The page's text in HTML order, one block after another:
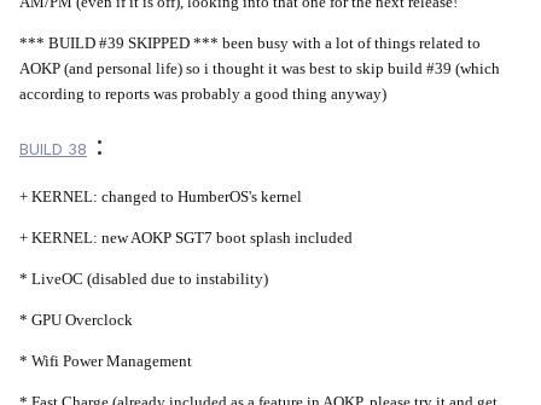
*** BUILD #39 SKIPPED *** been busy with a lot of things related to
AOKP (and personal life) so i thought it was best to skip build #39 (which
according to reports was probably a good thing anyway)
BUILD 38 :
+ KERNEL: changed to HumberOS's kernel
+ KERNEL: new AOKP SGT7 boot splash included
* LiveOC (disabled due to instability)
* GPU Overclock
* Wifi Power Management